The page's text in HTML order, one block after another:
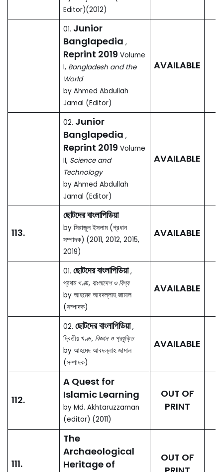
Parks Open Spaces Air
Water Earthquake
by Md. Anwarul Islam
(Editor)
07.মুক্তিযুদ্ধে ঢাকা ১৯৭১
by মোহীত উল আলম, আবু মোঃ
দেলোয়ার হোসেন (সম্পাদক)
PRINT
08.ঢাকাই খাবার
by হাবিবা খাতুন ও হাফিজা খাতুন
(সম্পাদক)
AVAILABLE
09. ঢাকা নগর জীবনে নারী
by সোনিয়া নিশাত আমিন
(সম্পাদক)
PRINT
10.Dhaka A to Z
Street atlas, The easiest
way to get to your
destination
by Shahnaz Huq-
Hussain, Amanat Ullah
Khan (Editors)
OUT OF